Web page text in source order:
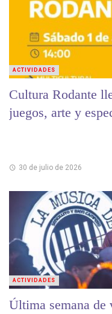
Cultura Rodante
juegos, arte y
30 de julio de 2026
ACTIVIDADES
Última semana de
ACTIVIDADES